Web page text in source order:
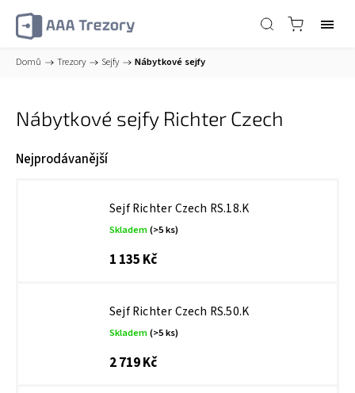
Domů / Trezory / Sejfy / Nábytkové sejfy
Nábytkové sejfy Richter Czech
Nejprodávanější
Sejf Richter Czech RS.18.K
Skladem(>5 ks)
1 135 Kč
Sejf Richter Czech RS.50.K
Skladem(>5 ks)
2 719 Kč